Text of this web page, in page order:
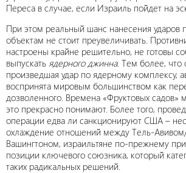
Переса в случае, если Израиль пойдет на
При этом реальный шанс нанесения ударов
объектам не стоит преувеличивать.
настроены крайне решительно, не готовы
выпускать ядерного джинна. Тем более, что
произведшая удар по ядерному комплексу,
воспринята мировым большинством как
дозволенного. Времена «Фруктовых садов»
это прекрасно понимают. Более того,
операции едва ли санкционируют США –
охлаждение отношений между Тель-
Вашингтоном, израильтяне по-прежнему
позиции ключевого союзника, который
таких радикальных решений.